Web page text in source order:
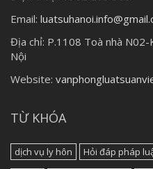
Email:
Địa chỉ: P.1108 Toà nhà
Nội
Website:
TỪ KHÓA
dịch vụ ly hôn Hỏi đáp pháp